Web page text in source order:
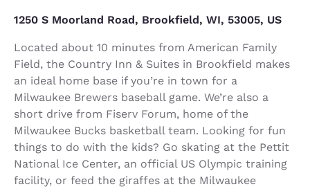
1250 S Moorland Road, Brookfield, WI, 53005, US
Located about 10 minutes from American Family
Field, the Country Inn & Suites in Brookfield makes
an ideal home base if you’re in town for a
Milwaukee Brewers baseball game. We’re also a
short drive from Fiserv Forum, home of the
Milwaukee Bucks basketball team. Looking for fun
things to do with the kids? Go skating at the Pettit
National Ice Center, an official US Olympic training
facility, or feed the giraffes at the Milwaukee